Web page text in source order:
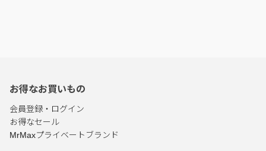
お得なお買いもの
会員登録・ログイン
お得なセール
MrMaxプライベートブランド